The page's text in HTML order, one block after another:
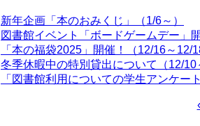
新年企画「本のおみくじ」（1/6～）
図書館イベント「ボードゲームデー」
「本の福袋2025」開催！（12/16～12/
冬季休暇中の特別貸出について（12/10
「図書館利用についての学生アンケー